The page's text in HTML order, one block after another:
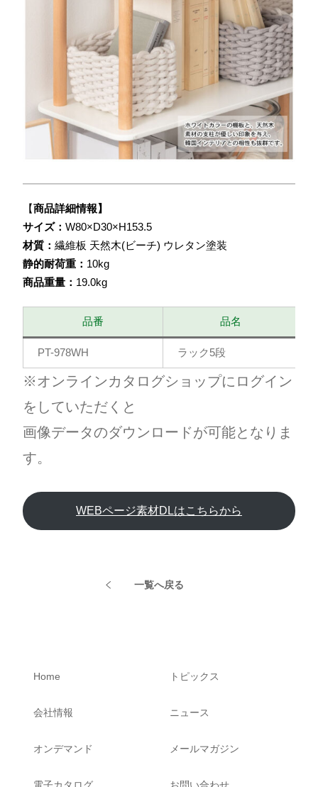
【商品詳細情報】
サイズ： W80×D30×H153.5
材質： 繊維板 天然木(ビーチ) ウレタン塗装
静的耐荷重： 10kg
商品重量： 19.0kg
品番 品名
PT-978WH ラック5段
※オンラインカタログショップにログイン
をしていただくと
画像データのダウンロードが可能となりま
す。
WEBページ素材DLはこちらから
一覧へ戻る
Home
会社情報
オンデマンド
トピックス
ニュース
メールマガジン